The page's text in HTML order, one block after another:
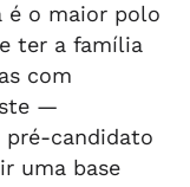
é o maior polo
ter a família
com
—
pré-candidato
uma base